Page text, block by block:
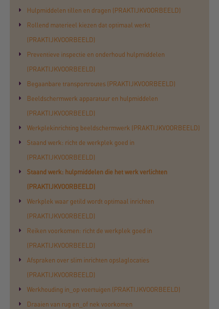
Hulpmiddelen tillen en dragen (PRAKTIJKVOORBEELD)
Rollend materieel kiezen dat optimaal werkt
(PRAKTIJKVOORBEELD)
Preventieve inspectie en onderhoud hulpmiddelen
(PRAKTIJKVOORBEELD)
Begaanbare transportroutes (PRAKTIJKVOORBEELD)
Beeldschermwerk apparatuur en hulpmiddelen
(PRAKTIJKVOORBEELD)
Werkplekinrichting beeldschermwerk (PRAKTIJKVOORBEELD)
Staand werk: richt de werkplek goed in
(PRAKTIJKVOORBEELD)
Staand werk: hulpmiddelen die het werk verlichten
(PRAKTIJKVOORBEELD)
Werkplek waar getild wordt optimaal inrichten
(PRAKTIJKVOORBEELD)
Reiken voorkomen: richt de werkplek goed in
(PRAKTIJKVOORBEELD)
Afspraken over slim inrichten opslaglocaties
(PRAKTIJKVOORBEELD)
Werkhouding in_op voertuigen (PRAKTIJKVOORBEELD)
Draaien van rug en_of nek voorkomen